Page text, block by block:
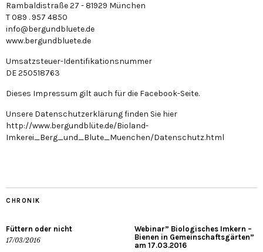
Rambaldistraße 27 - 81929 München
T 089 . 957 4850
info@bergundbluete.de
www.bergundbluete.de
Umsatzsteuer-Identifikationsnummer
DE 250518763
Dieses Impressum gilt auch für die Facebook-Seite.
Unsere Datenschutzerklärung finden Sie hier
http://www.bergundblüte.de/Bioland-
Imkerei_Berg_und_Blute_Muenchen/Datenschutz.html
CHRONIK
Füttern oder nicht
17/03/2016
Webinar” Biologisches Imkern –
Bienen in Gemeinschaftsgärten”
am 17.03.2016